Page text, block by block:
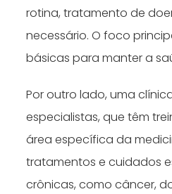
rotina, tratamento de
necessário. O foco
básicas para manter a
Por outro lado, uma
especialistas, que têm
área específica da
tratamentos e cuidados
crônicas, como câncer,